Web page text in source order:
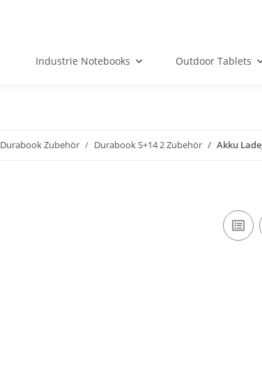
Industrie Notebooks Outdoor Tablets
Durabook Zubehör Durabook S+14 2 Zubehör Akku